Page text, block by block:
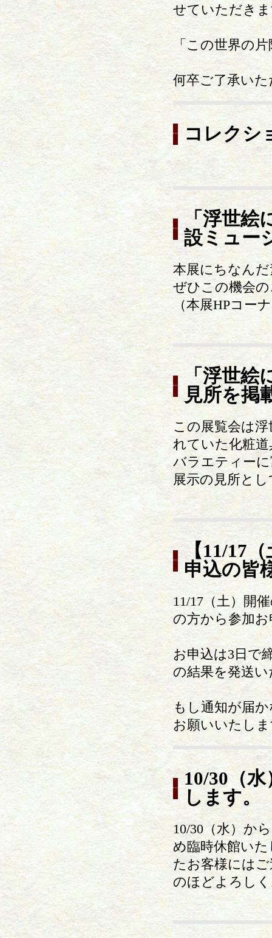
せていただき
「この世界の
何卒ご了承い
コレクシ
「浮世絵
設ミュー
本展にちなん
ぜひこの機会
（本展HPコー
「浮世
見所を掲
この展覧会は
れていた化粧
バラエティー
展示の見所と
【11/17
申込の皆
11/17（土）開
の方から参加
お申込は3日で
の結果を発送
もし通知が届
お願いいたし
10/30（
します。
10/30（水）か
め臨時休館い
たお客様には
のほどよろし